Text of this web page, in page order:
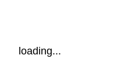
loading...